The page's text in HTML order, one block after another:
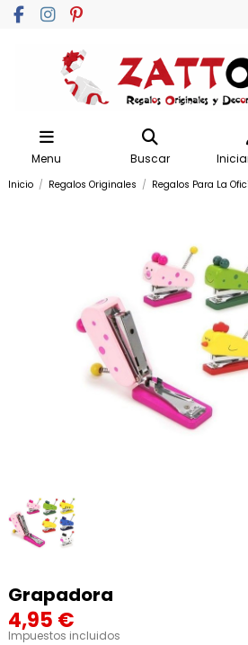
Menu Buscar
Inicio Regalos Originales Regalos Para La
Grapadora
4,95 €
Impuestos incluidos